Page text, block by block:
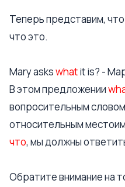
Теперь представим,
что это.
Mary askswhatit is? -
В этом предложении
вопросительным
относительным
что, мы должны
Обратите внимание на